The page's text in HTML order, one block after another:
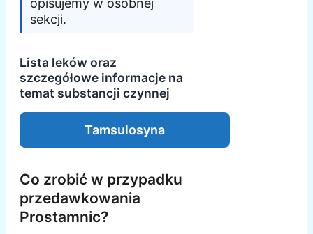
opisujemy w osobnej
sekcji.
Lista leków oraz
szczegółowe informacje na
temat substancji czynnej
Tamsulosyna
Co zrobić w przypadku
przedawkowania
Prostamnic?